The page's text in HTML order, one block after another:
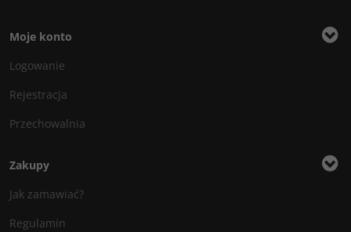
Moje konto
Logowanie
Rejestracja
Przechowalnia
Zakupy
Jak zamawiać?
Regulamin